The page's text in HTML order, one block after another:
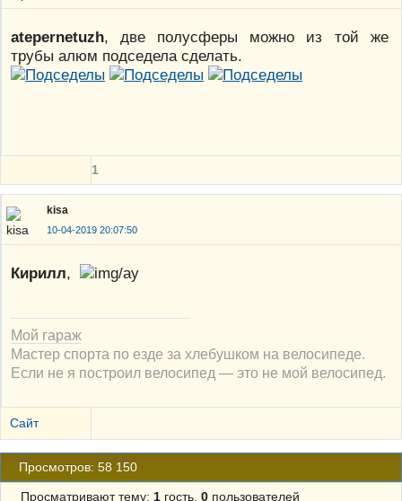
atepernetuzh, две полусферы можно из той же
трубы алюм подседела сделать.
1
kisa
10-04-2019 20:07:50
Кирилл,
Мой гараж
Мастер спорта по езде за хлебушком на велосипеде.
Если не я построил велосипед — это не мой велосипед.
Сайт
Просмотров: 58 150
Просматривают тему: 1гость, 0пользователей